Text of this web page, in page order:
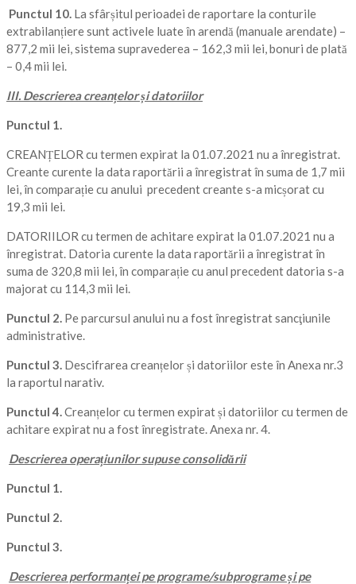
Punctul 10. La sfârșitul perioadei de raportare la conturile
extrabilanțiere sunt activele luate în arendă (manuale arendate) –
877,2 mii lei, sistema supravederea – 162,3 mii lei, bonuri de plată
– 0,4 mii lei.
III. Descrierea creanțelor și datoriilor
Punctul 1.
CREANȚELOR cu termen expirat la 01.07.2021 nu a înregistrat.
Creante curente la data raportării a înregistrat în suma de 1,7 mii
lei, în comparație cu anului precedent creante s-a micșorat cu
19,3 mii lei.
DATORIILOR cu termen de achitare expirat la 01.07.2021 nu a
înregistrat. Datoria curente la data raportării a înregistrat în
suma de 320,8 mii lei, în comparație cu anul precedent datoria s-a
majorat cu 114,3 mii lei.
Punctul 2. Pe parcursul anului nu a fost înregistrat sancţiunile
administrative.
Punctul 3. Descifrarea creanțelor și datoriilor este în Anexa nr.3
la raportul narativ.
Punctul 4.Creanțelor cu termen expirat și datoriilor cu termen de
achitare expirat nu a fost înregistrate. Anexa nr. 4.
Descrierea operațiunilor supuse consolidării
Punctul 1.
Punctul 2.
Punctul 3.
Descrierea performanței pe programe/subprograme și pe